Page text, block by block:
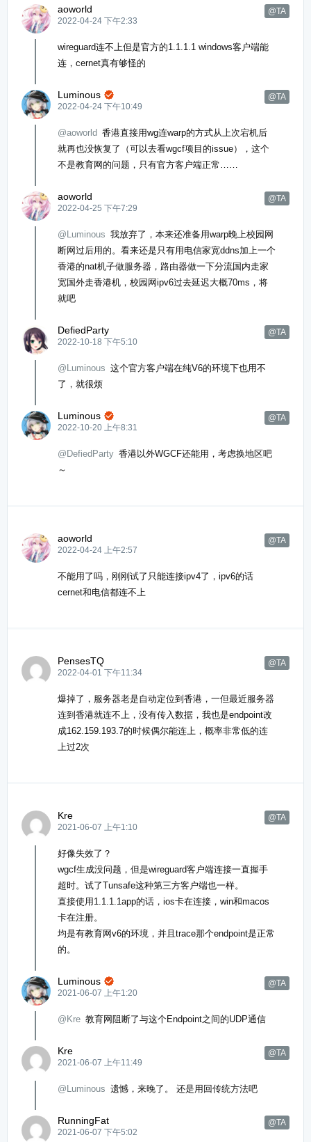
aoworld
@TA
2022-04-24 下午2:33
wireguard连不上但是官方的1.1.1.1 windows客户端能
连，cernet真有够怪的
Luminous @TA

2022-04-24 下午10:49
@aoworld 香港直接用wg连warp的方式从上次宕机后
就再也没恢复了（可以去看wgcf项目的issue），这个
不是教育网的问题，只有官方客户端正常……
aoworld
@TA
2022-04-25 下午7:29
@Luminous 我放弃了，本来还准备用warp晚上校园网
断网过后用的。看来还是只有用电信家宽ddns加上一个
香港的nat机子做服务器，路由器做一下分流国内走家
宽国外走香港机，校园网ipv6过去延迟大概70ms，将
就吧
DefiedParty
@TA
2022-10-18 下午5:10
@Luminous 这个官方客户端在纯V6的环境下也用不
了，就很烦
Luminous @TA

2022-10-20 上午8:31
@DefiedParty 香港以外WGCF还能用，考虑换地区吧
～
aoworld
@TA
2022-04-24 上午2:57
不能用了吗，刚刚试了只能连接ipv4了，ipv6的话
cernet和电信都连不上
PensesTQ
@TA
2022-04-01 下午11:34
爆掉了，服务器老是自动定位到香港，一但最近服务器
连到香港就连不上，没有传入数据，我也是endpoint改
成162.159.193.7的时候偶尔能连上，概率非常低的连
上过2次
Kre
@TA
2021-06-07 上午1:10
好像失效了？
wgcf生成没问题，但是wireguard客户端连接一直握手
超时。试了Tunsafe这种第三方客户端也一样。
直接使用1.1.1.1app的话，ios卡在连接，win和macos
卡在注册。
均是有教育网v6的环境，并且trace那个endpoint是正常
的。
Luminous @TA

2021-06-07 上午1:20
@Kre 教育网阻断了与这个Endpoint之间的UDP通信
Kre
@TA
2021-06-07 上午11:49
@Luminous 遗憾，来晚了。 还是用回传统方法吧
RunningFat
@TA
2021-06-07 下午5:02